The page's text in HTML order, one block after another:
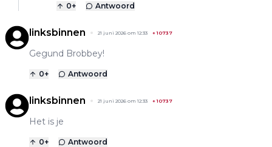
0+ Antwoord
linksbinnen 21 juni 2026 om 12:33 +10737
Gegund Brobbey!
0+ Antwoord
linksbinnen 21 juni 2026 om 12:33 +10737
Het is je
0+ Antwoord